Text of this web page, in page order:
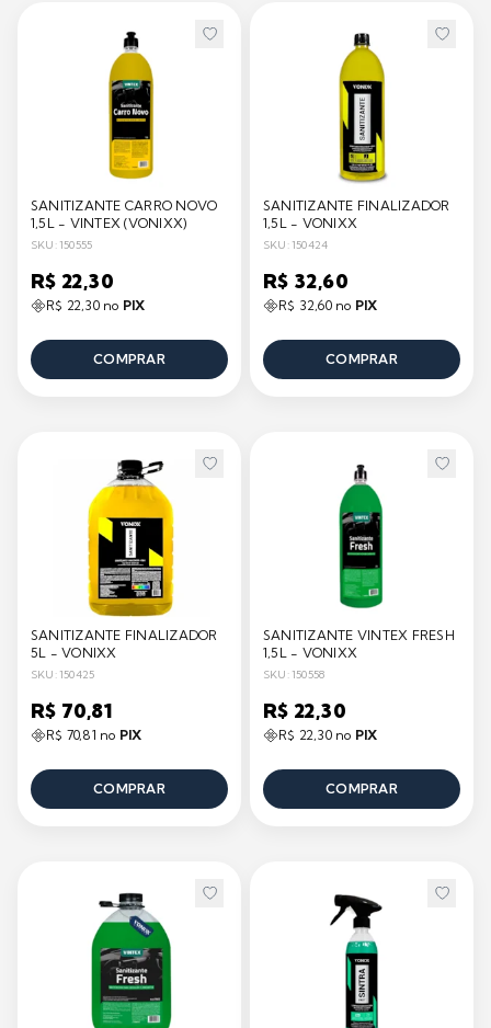
SANITIZANTE CARRO NOVO
1,5L - VINTEX (VONIXX)
SKU: 150555
R$ 22,30
R$ 22,30 no PIX
COMPRAR
SANITIZANTE FINALIZADOR
1,5L - VONIXX
SKU: 150424
R$ 32,60
R$ 32,60 no PIX
COMPRAR
SANITIZANTE FINALIZADOR
5L - VONIXX
SKU: 150425
R$ 70,81
R$ 70,81 no PIX
COMPRAR
SANITIZANTE VINTEX FRESH
1,5L - VONIXX
SKU: 150558
R$ 22,30
R$ 22,30 no PIX
COMPRAR